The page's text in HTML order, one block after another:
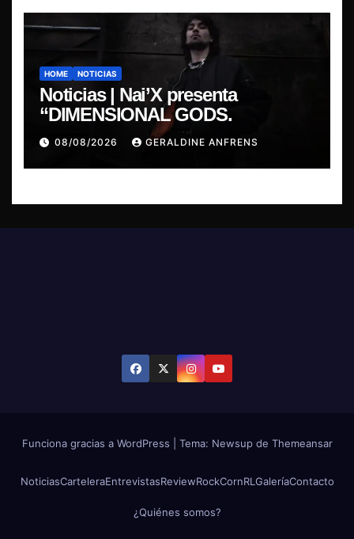
HOME NOTICIAS
Noticias | Nai’X presenta
“DIMENSIONAL GODS.
08/08/2026 GERALDINE ANFRENS
Funciona gracias a WordPress Tema: Newsup de Themeansar
NoticiasCarteleraEntrevistasReviewRockCornRLGaleríaContacto
¿Quiénes somos?